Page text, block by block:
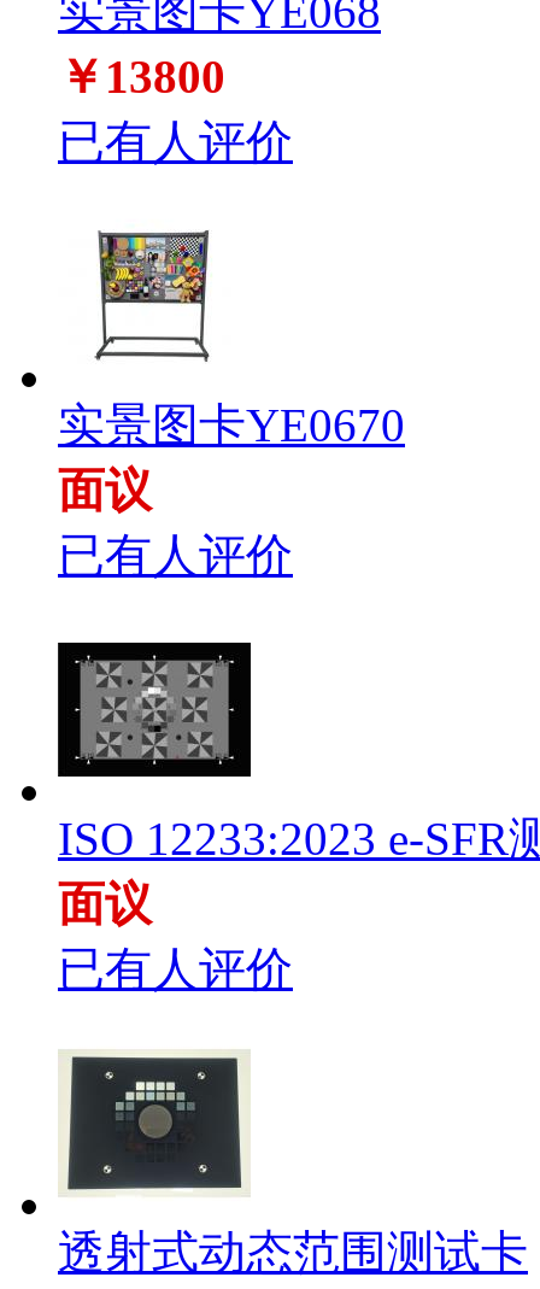
实景图卡YE068
￥13800
已有人评价
实景图卡YE0670
面议
已有人评价
ISO 12233:2023 e-SFR
面议
已有人评价
透射式动态范围测试卡